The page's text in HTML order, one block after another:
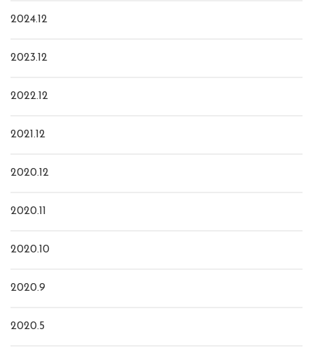
2024.12
2023.12
2022.12
2021.12
2020.12
2020.11
2020.10
2020.9
2020.5